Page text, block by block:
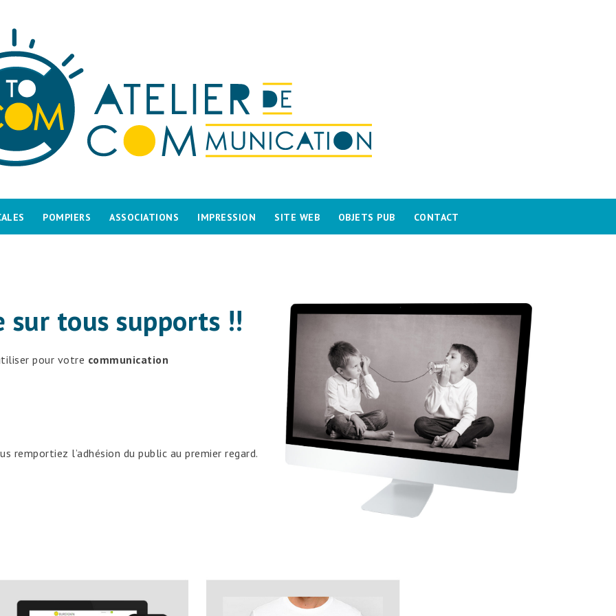
POMPIERS ASSOCIATIONS IMPRESSION SITE WEB OBJETS PUB CONTACT
sur tous supports !!
pour votre communication
remportiez l’adhésion du public au premier regard.